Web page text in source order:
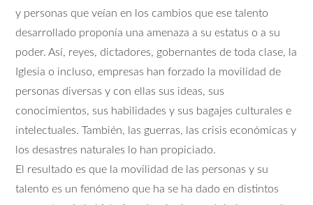
y personas que veían en los cambios que ese talento
desarrollado proponía una amenaza a su estatus o a su
poder. Así, reyes, dictadores, gobernantes de toda clase, la
Iglesia o incluso, empresas han forzado la movilidad de
personas diversas y con ellas sus ideas, sus
conocimientos, sus habilidades y sus bagajes culturales e
intelectuales. También, las guerras, las crisis económicas y
los desastres naturales lo han propiciado.
El resultado es que la movilidad de las personas y su
talento es un fenómeno que ha se ha dado en distintos